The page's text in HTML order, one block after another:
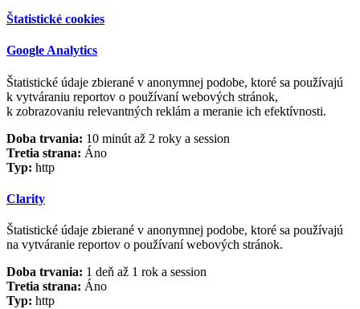
Štatistické cookies
Google Analytics
Štatistické údaje zbierané v anonymnej podobe, ktoré sa používajú
k vytváraniu reportov o používaní webových stránok,
k zobrazovaniu relevantných reklám a meranie ich efektívnosti.
Doba trvania: 10 minút až 2 roky a session
Tretia strana: Áno
Typ: http
Clarity
Štatistické údaje zbierané v anonymnej podobe, ktoré sa používajú
na vytváranie reportov o používaní webových stránok.
Doba trvania: 1 deň až 1 rok a session
Tretia strana: Áno
Typ: http